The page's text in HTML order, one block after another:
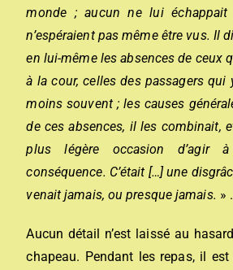
monde ; aucun ne lui échappait
n’espéraient pas même être vus. Il
en lui-même les absences de ceux
à la cour, celles des passagers qui
moins souvent ; les causes
de ces absences, il les combinait,
plus légère occasion d’agir
conséquence. C’était […] une
venait jamais, ou presque jamais. » .
Aucun détail n’est laissé au
chapeau. Pendant les repas, il